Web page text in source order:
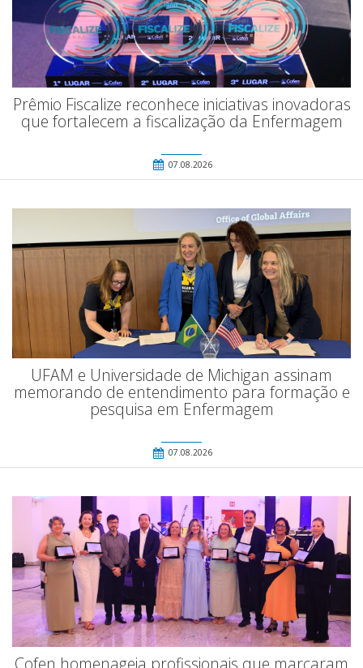
Prêmio Fiscalize reconhece iniciativas inovadoras
que fortalecem a fiscalização da Enfermagem
07.08.2026
UFAM e Universidade de Michigan assinam
memorando de entendimento para formação e
pesquisa em Enfermagem
07.08.2026
Cofen homenageia profissionais que marcaram